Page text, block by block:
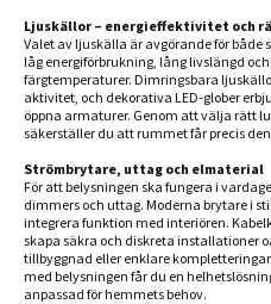
Ljuskällor – energieffektivitet och
Valet av ljuskälla är avgörande för
låg energiförbrukning, lång livslängd
färgtemperaturer. Dimringsbara
aktivitet, och dekorativa LED-glober
öppna armaturer. Genom att välja rätt
säkerställer du att rummet får precis
Strömbrytare, uttag och elmaterial
För att belysningen ska fungera i
dimmers och uttag. Moderna brytare i
integrera funktion med interiören.
skapa säkra och diskreta installationer
tillbyggnad eller enklare
med belysningen får du en
anpassad för hemmets behov.